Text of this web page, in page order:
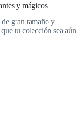
y mágicos
gran tamaño y
tu colección sea aún